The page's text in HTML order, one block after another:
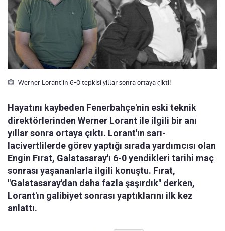
Werner Lorant'in 6-0 tepkisi yillar sonra ortaya çikti!
Hayatını kaybeden Fenerbahçe'nin eski teknik
direktörlerinden Werner Lorant ile ilgili bir anı
yıllar sonra ortaya çıktı. Lorant'ın sarı-
lacivertlilerde görev yaptığı sırada yardımcısı olan
Engin Fırat, Galatasaray'ı 6-0 yendikleri tarihi maç
sonrası yaşananlarla ilgili konuştu. Fırat,
"Galatasaray'dan daha fazla şaşırdık" derken,
Lorant'ın galibiyet sonrası yaptıklarını ilk kez
anlattı.